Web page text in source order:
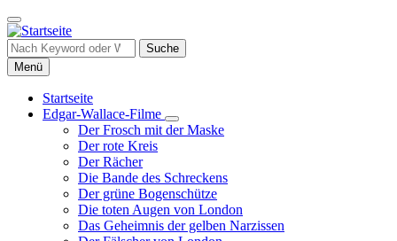
Direkt
zum
Inhalt
Suche
Menü
Hauptnavigation
Startseite
Edgar-Wallace-Filme
Unternavigation
von
Filme
Der Frosch mit der Maske
Der rote Kreis
Der Rächer
Die Bande des Schreckens
Der grüne Bogenschütze
Die toten Augen von London
Das Geheimnis der gelben Narzissen